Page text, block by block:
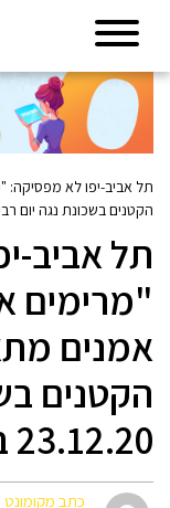
הקטנים בשכונת נגה יום רביעי, 23.12.20 בשעות
תל אביב-
אמנים
הקטנים
23.12.20 בשעות 23:00-19:00
כתב מקומונט